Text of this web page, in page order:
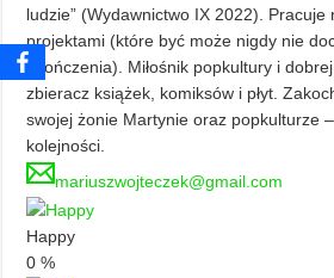
ludzie” (Wydawnictwo IX 2022). Pracuje
projektami (które być może nigdy nie
ukończenia). Miłośnik popkultury i
zbieracz książek, komiksów i płyt.
swojej żonie Martynie oraz popkulturze
kolejności.
mariuszwojteczek@gmail.com
Happy
0 %